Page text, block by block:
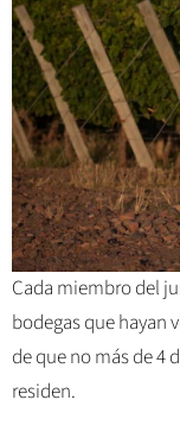
Cada miembro del
bodegas que hayan
de que no más de 4
residen.